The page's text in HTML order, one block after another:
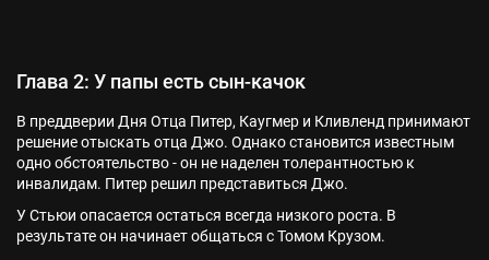
Глава 2: У папы есть сын-качок
В преддверии Дня Отца Питер, Каугмер и Кливленд принимают
решение отыскать отца Джо. Однако становится известным
одно обстоятельство - он не наделен толерантностью к
инвалидам. Питер решил представиться Джо.
У Стьюи опасается остаться всегда низкого роста. В
результате он начинает общаться с Томом Крузом.